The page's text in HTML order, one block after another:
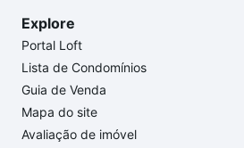
Explore
Portal Loft
Lista de Condomínios
Guia de Venda
Mapa do site
Avaliação de imóvel